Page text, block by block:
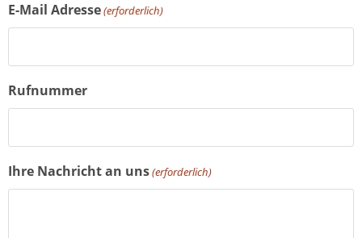
E-Mail Adresse(erforderlich)
Rufnummer
Ihre Nachricht an uns(erforderlich)